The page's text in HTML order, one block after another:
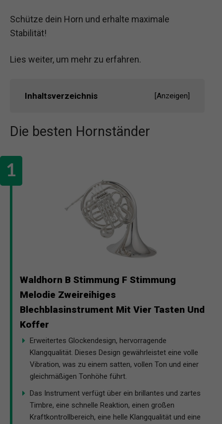
Schütze dein Horn und erhalte maximale
Stabilität!
Lies weiter, um mehr zu erfahren.
Inhaltsverzeichnis Anzeigen
Die besten Hornständer
Waldhorn B Stimmung F Stimmung
Melodie Zweireihiges
Blechblasinstrument Mit Vier Tasten Und
Koffer
Erweitertes Glockendesign, hervorragende
Klangqualität. Dieses Design gewährleistet eine volle
Vibration, was zu einem satten, vollen Ton und einer
gleichmäßigen Tonhöhe führt.
Das Instrument verfügt über ein brillantes und zartes
Timbre, eine schnelle Reaktion, einen großen
Kraftkontrollbereich, eine helle Klangqualität und eine